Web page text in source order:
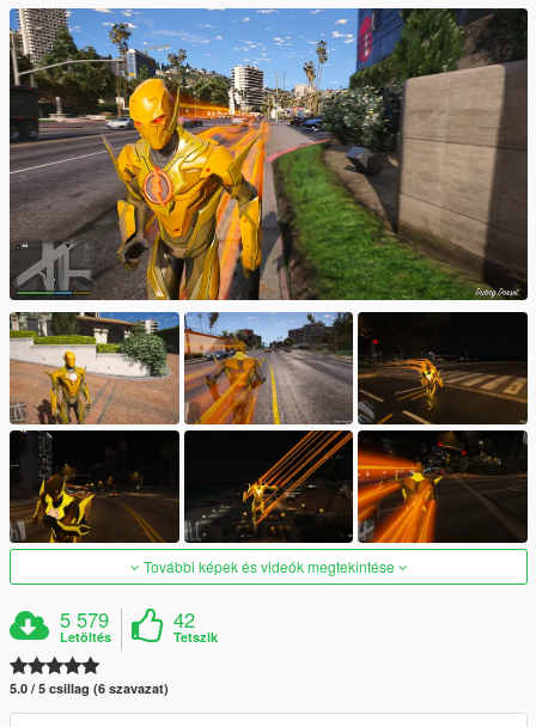
További képek és videók megtekintése
5 579
Letöltés
42
Tetszik
5.0 / 5 csillag (6 szavazat)